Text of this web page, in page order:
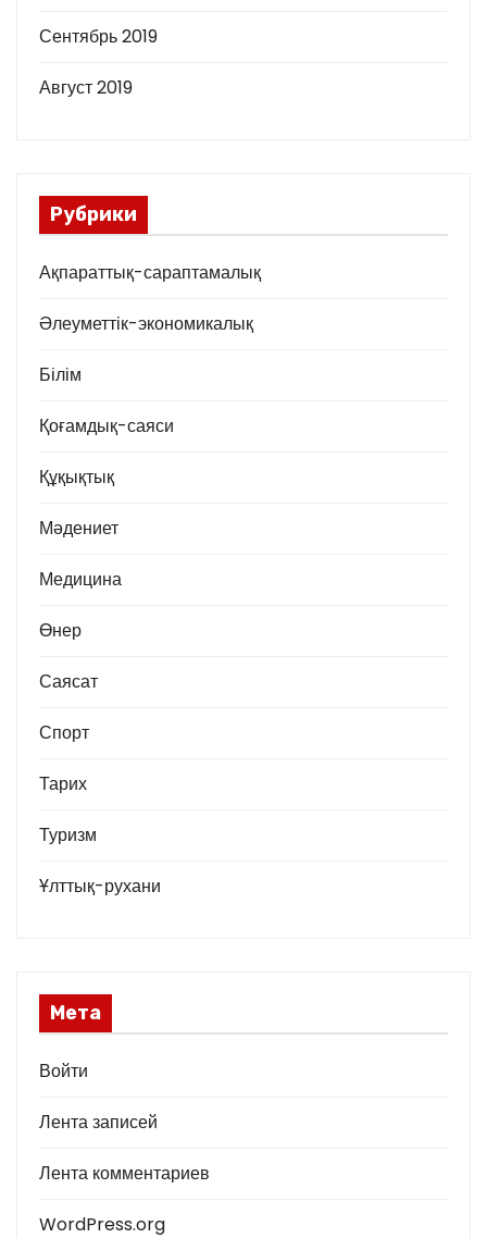
Сентябрь 2019
Август 2019
Рубрики
Ақпараттық-сараптамалық
Әлеуметтік-экономикалық
Білім
Қоғамдық-саяси
Құқықтық
Мәдениет
Медицина
Өнер
Саясат
Спорт
Тарих
Туризм
Ұлттық-рухани
Мета
Войти
Лента записей
Лента комментариев
WordPress.org